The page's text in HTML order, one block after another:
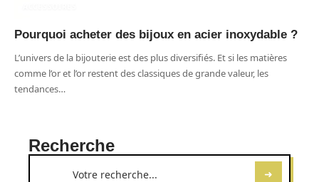
Pourquoi acheter des bijoux en acier inoxydable ?
L’univers de la bijouterie est des plus diversifiés. Et si les matières
comme l’or et l’or restent des classiques de grande valeur, les
tendances…
Recherche